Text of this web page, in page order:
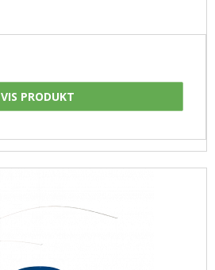
VIS PRODUKT